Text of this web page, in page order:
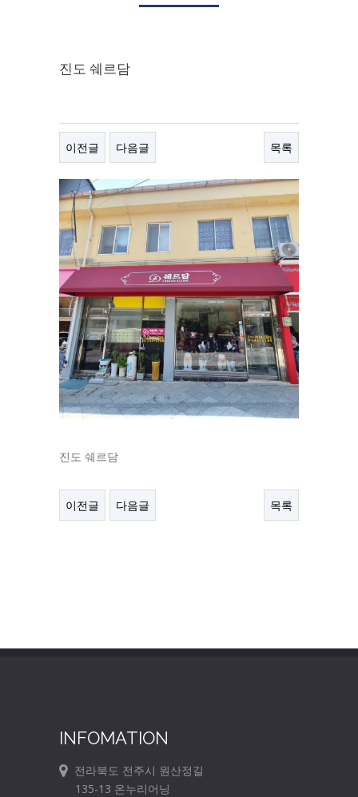
진도 쉐르담
이전글 다음글 목록
진도 쉐르담
이전글 다음글 목록
INFOMATION
전라북도 전주시 원산정길
135-13 온누리어닝